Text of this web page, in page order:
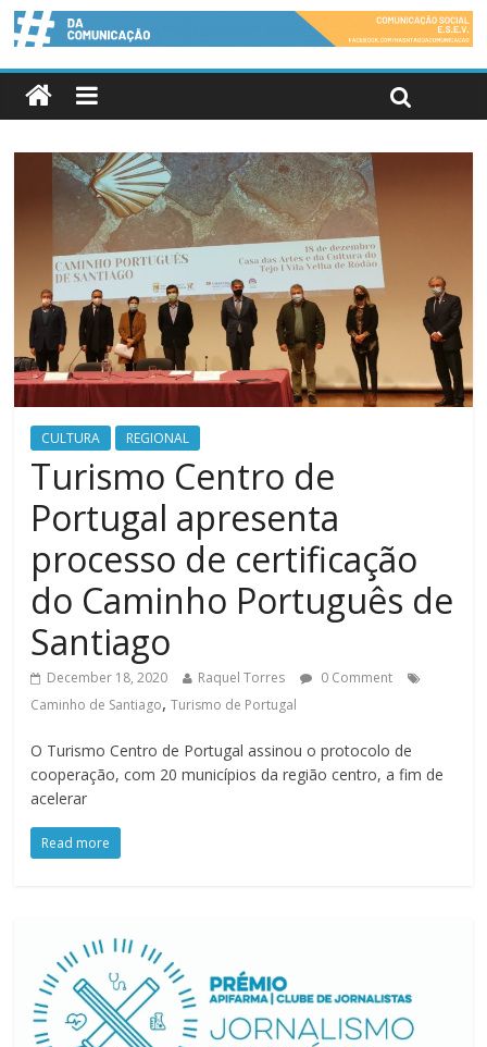
CULTURA REGIONAL
Turismo Centro de
Portugal apresenta
processo de certificação
do Caminho Português de
Santiago
December 18, 2020 Raquel Torres
0 Comment
Caminho de Santiago,Turismo de Portugal
O Turismo Centro de Portugal assinou o protocolo de
cooperação, com 20 municípios da região centro, a fim de
acelerar
Read more